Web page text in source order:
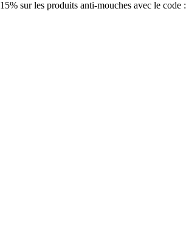
15% sur les produits anti-mouches avec le code :